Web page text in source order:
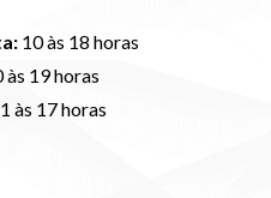
10 às 18 horas
às 19 horas
às 17 horas